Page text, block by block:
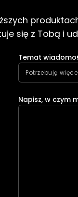
się z Tobą i
Temat
Napisz, w czym